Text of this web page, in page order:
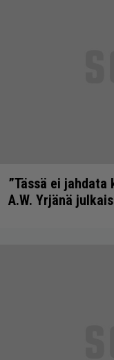
”Tässä ei
A.W. Yrjänä